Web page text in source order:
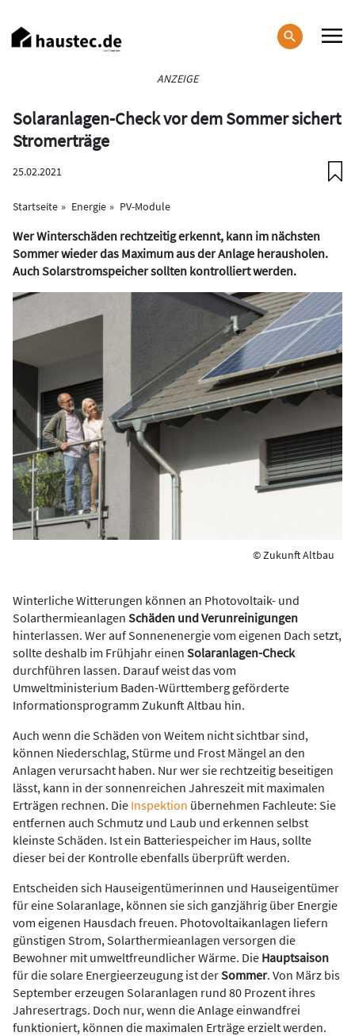
zum
Inhalt
ANZEIGE
Solaranlagen-Check vor dem Sommer sichert
Stromerträge
25.02.2021
Startseite Energie PV-Module
Wer Winterschäden rechtzeitig erkennt, kann im nächsten
Sommer wieder das Maximum aus der Anlage herausholen.
Auch Solarstromspeicher sollten kontrolliert werden.
© Zukunft Altbau
Winterliche Witterungen können an Photovoltaik- und
Solarthermieanlagen Schäden und Verunreinigungen
hinterlassen. Wer auf Sonnenenergie vom eigenen Dach setzt,
sollte deshalb im Frühjahr einen Solaranlagen-Check
durchführen lassen. Darauf weist das vom
Umweltministerium Baden-Württemberg geförderte
Informationsprogramm Zukunft Altbau hin.
Auch wenn die Schäden von Weitem nicht sichtbar sind,
können Niederschlag, Stürme und Frost Mängel an den
Anlagen verursacht haben. Nur wer sie rechtzeitig beseitigen
lässt, kann in der sonnenreichen Jahreszeit mit maximalen
Erträgen rechnen. Die Inspektion übernehmen Fachleute: Sie
entfernen auch Schmutz und Laub und erkennen selbst
kleinste Schäden. Ist ein Batteriespeicher im Haus, sollte
dieser bei der Kontrolle ebenfalls überprüft werden.
Entscheiden sich Hauseigentümerinnen und Hauseigentümer
für eine Solaranlage, können sie sich ganzjährig über Energie
vom eigenen Hausdach freuen. Photovoltaikanlagen liefern
günstigen Strom, Solarthermieanlagen versorgen die
Bewohner mit umweltfreundlicher Wärme. Die Hauptsaison
für die solare Energieerzeugung ist derSommer. Von März bis
September erzeugen Solaranlagen rund 80 Prozent ihres
Jahresertrags. Doch nur, wenn die Anlage einwandfrei
funktioniert, können die maximalen Erträge erzielt werden.